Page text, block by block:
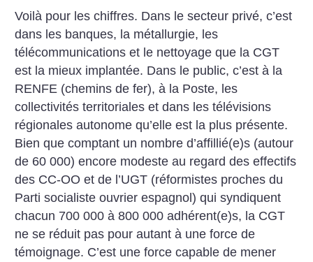
Voilà pour les chiffres. Dans le secteur privé, c’est
dans les banques, la métallurgie, les
télécommunications et le nettoyage que la CGT
est la mieux implantée. Dans le public, c’est à la
RENFE (chemins de fer), à la Poste, les
collectivités territoriales et dans les télévisions
régionales autonome qu’elle est la plus présente.
Bien que comptant un nombre d’affillié(e)s (autour
de 60 000) encore modeste au regard des effectifs
des CC-OO et de l’UGT (réformistes proches du
Parti socialiste ouvrier espagnol) qui syndiquent
chacun 700 000 à 800 000 adhérent(e)s, la CGT
ne se réduit pas pour autant à une force de
témoignage. C’est une force capable de mener